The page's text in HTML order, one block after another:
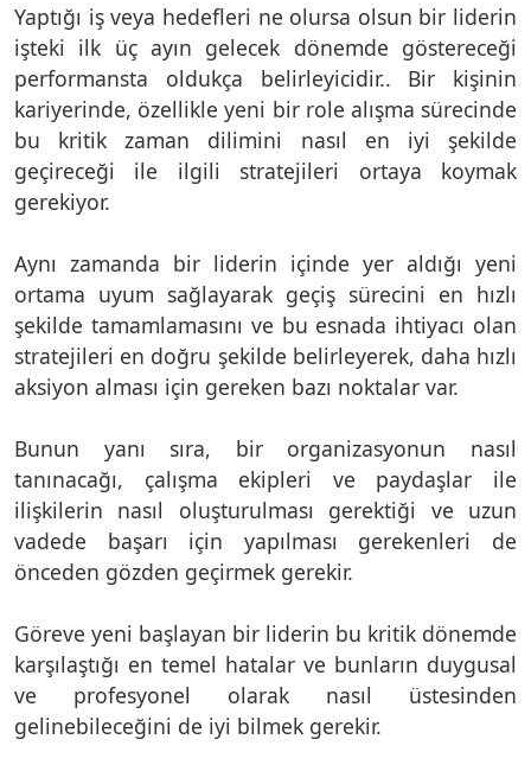
Yaptığı iş veya hedefleri ne olursa olsun bir liderin
işteki ilk üç ayın gelecek dönemde göstereceği
performansta oldukça belirleyicidir.. Bir kişinin
kariyerinde, özellikle yeni bir role alışma sürecinde
bu kritik zaman dilimini nasıl en iyi şekilde
geçireceği ile ilgili stratejileri ortaya koymak
gerekiyor.
Aynı zamanda bir liderin içinde yer aldığı yeni
ortama uyum sağlayarak geçiş sürecini en hızlı
şekilde tamamlamasını ve bu esnada ihtiyacı olan
stratejileri en doğru şekilde belirleyerek, daha hızlı
aksiyon alması için gereken bazı noktalar var.
Bunun yanı sıra, bir organizasyonun nasıl
tanınacağı, çalışma ekipleri ve paydaşlar ile
ilişkilerin nasıl oluşturulması gerektiği ve uzun
vadede başarı için yapılması gerekenleri de
önceden gözden geçirmek gerekir.
Göreve yeni başlayan bir liderin bu kritik dönemde
karşılaştığı en temel hatalar ve bunların duygusal
ve profesyonel olarak nasıl üstesinden
gelinebileceğini de iyi bilmek gerekir.